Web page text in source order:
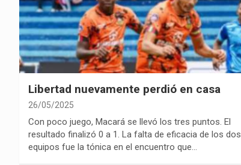
Libertad nuevamente perdió en casa
26/05/2025
Con poco juego, Macará se llevó los tres puntos. El
resultado finalizó 0 a 1. La falta de eficacia de los dos
equipos fue la tónica en el encuentro que…